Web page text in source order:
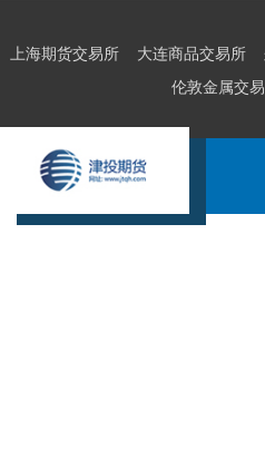
上海期货交易所 大连商品交易所
伦敦金属交